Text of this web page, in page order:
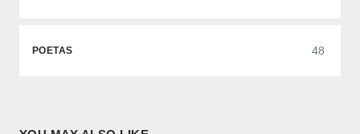
POETAS 48